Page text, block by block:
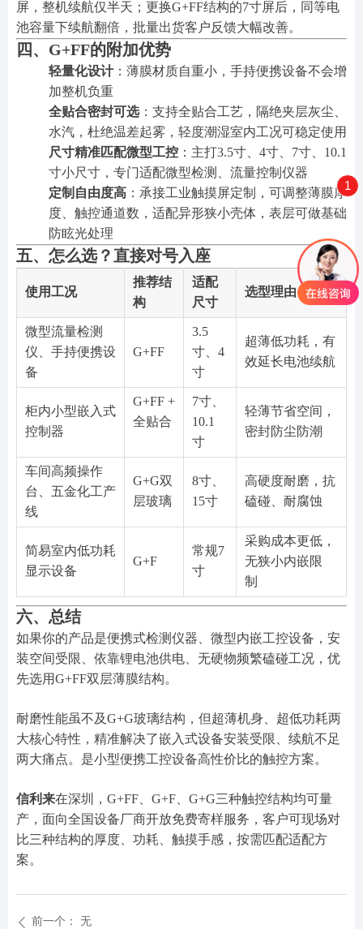
屏，整机续航仅半天；更换G+FF结构的7寸屏后，同等电
池容量下续航翻倍，批量出货客户反馈大幅改善。
四、G+FF的附加优势
轻量化设计：薄膜材质自重小，手持便携设备不会增
加整机负重
全贴合密封可选：支持全贴合工艺，隔绝夹层灰尘、
水汽，杜绝温差起雾，轻度潮湿室内工况可稳定使用
尺寸精准匹配微型工控 ：主打3.5寸、4寸、7寸、10.1
寸小尺寸，专门适配微型检测、流量控制仪器
定制自由度高 ：承接工业触摸屏定制，可调整薄膜厚
度、触控通道数，适配异形狭小壳体，表层可做基础
防眩光处理
五、怎么选？直接对号入座
使用工况
推荐结
构
适配
尺寸
选型理由
微型流量检测
仪、手持便携设
备
G+FF
3.5
寸、4
寸
超薄低功耗，有
效延长电池续航
柜内小型嵌入式
控制器
G+FF +
全贴合
7寸、
10.1
寸
轻薄节省空间，
密封防尘防潮
车间高频操作
台、五金化工产
线
G+G双
层玻璃
8寸、
15寸
高硬度耐磨，抗
磕碰、耐腐蚀
简易室内低功耗
显示设备
G+F
常规7
寸
采购成本更低，
无狭小内嵌限
制
六、总结
如果你的产品是便携式检测仪器、微型内嵌工控设备，安
装空间受限、依靠锂电池供电、无硬物频繁磕碰工况，优
先选用G+FF双层薄膜结构。
耐磨性能虽不及G+G玻璃结构，但超薄机身、超低功耗两
大核心特性，精准解决了嵌入式设备安装受限、续航不足
两大痛点。是小型便携工控设备高性价比的触控方案。
信利来在深圳，G+FF、G+F、G+G三种触控结构均可量
产，面向全国设备厂商开放免费寄样服务，客户可现场对
比三种结构的厚度、功耗、触摸手感，按需匹配适配方
案。
ꄴ 前一个： 无
1